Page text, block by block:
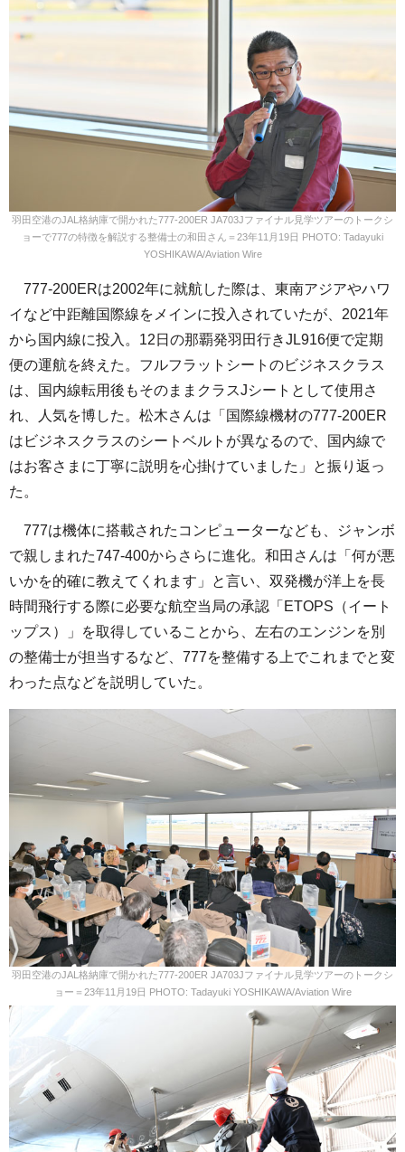
羽田空港のJAL格納庫で開かれた777-200ER JA703Jファイナル見学ツアーのトークシ
ョーで777の特徴を解説する整備士の和田さん＝23年11月19日 PHOTO: Tadayuki
YOSHIKAWA/Aviation Wire
777-200ERは2002年に就航した際は、東南アジアやハワ
イなど中距離国際線をメインに投入されていたが、2021年
から国内線に投入。12日の那覇発羽田行きJL916便で定期
便の運航を終えた。フルフラットシートのビジネスクラス
は、国内線転用後もそのままクラスJシートとして使用さ
れ、人気を博した。松木さんは「国際線機材の777-200ER
はビジネスクラスのシートベルトが異なるので、国内線で
はお客さまに丁寧に説明を心掛けていました」と振り返っ
た。
777は機体に搭載されたコンピューターなども、ジャンボ
で親しまれた747-400からさらに進化。和田さんは「何が悪
いかを的確に教えてくれます」と言い、双発機が洋上を長
時間飛行する際に必要な航空当局の承認「ETOPS（イート
ップス）」を取得していることから、左右のエンジンを別
の整備士が担当するなど、777を整備する上でこれまでと変
わった点などを説明していた。
羽田空港のJAL格納庫で開かれた777-200ER JA703Jファイナル見学ツアーのトークシ
ョー＝23年11月19日 PHOTO: Tadayuki YOSHIKAWA/Aviation Wire